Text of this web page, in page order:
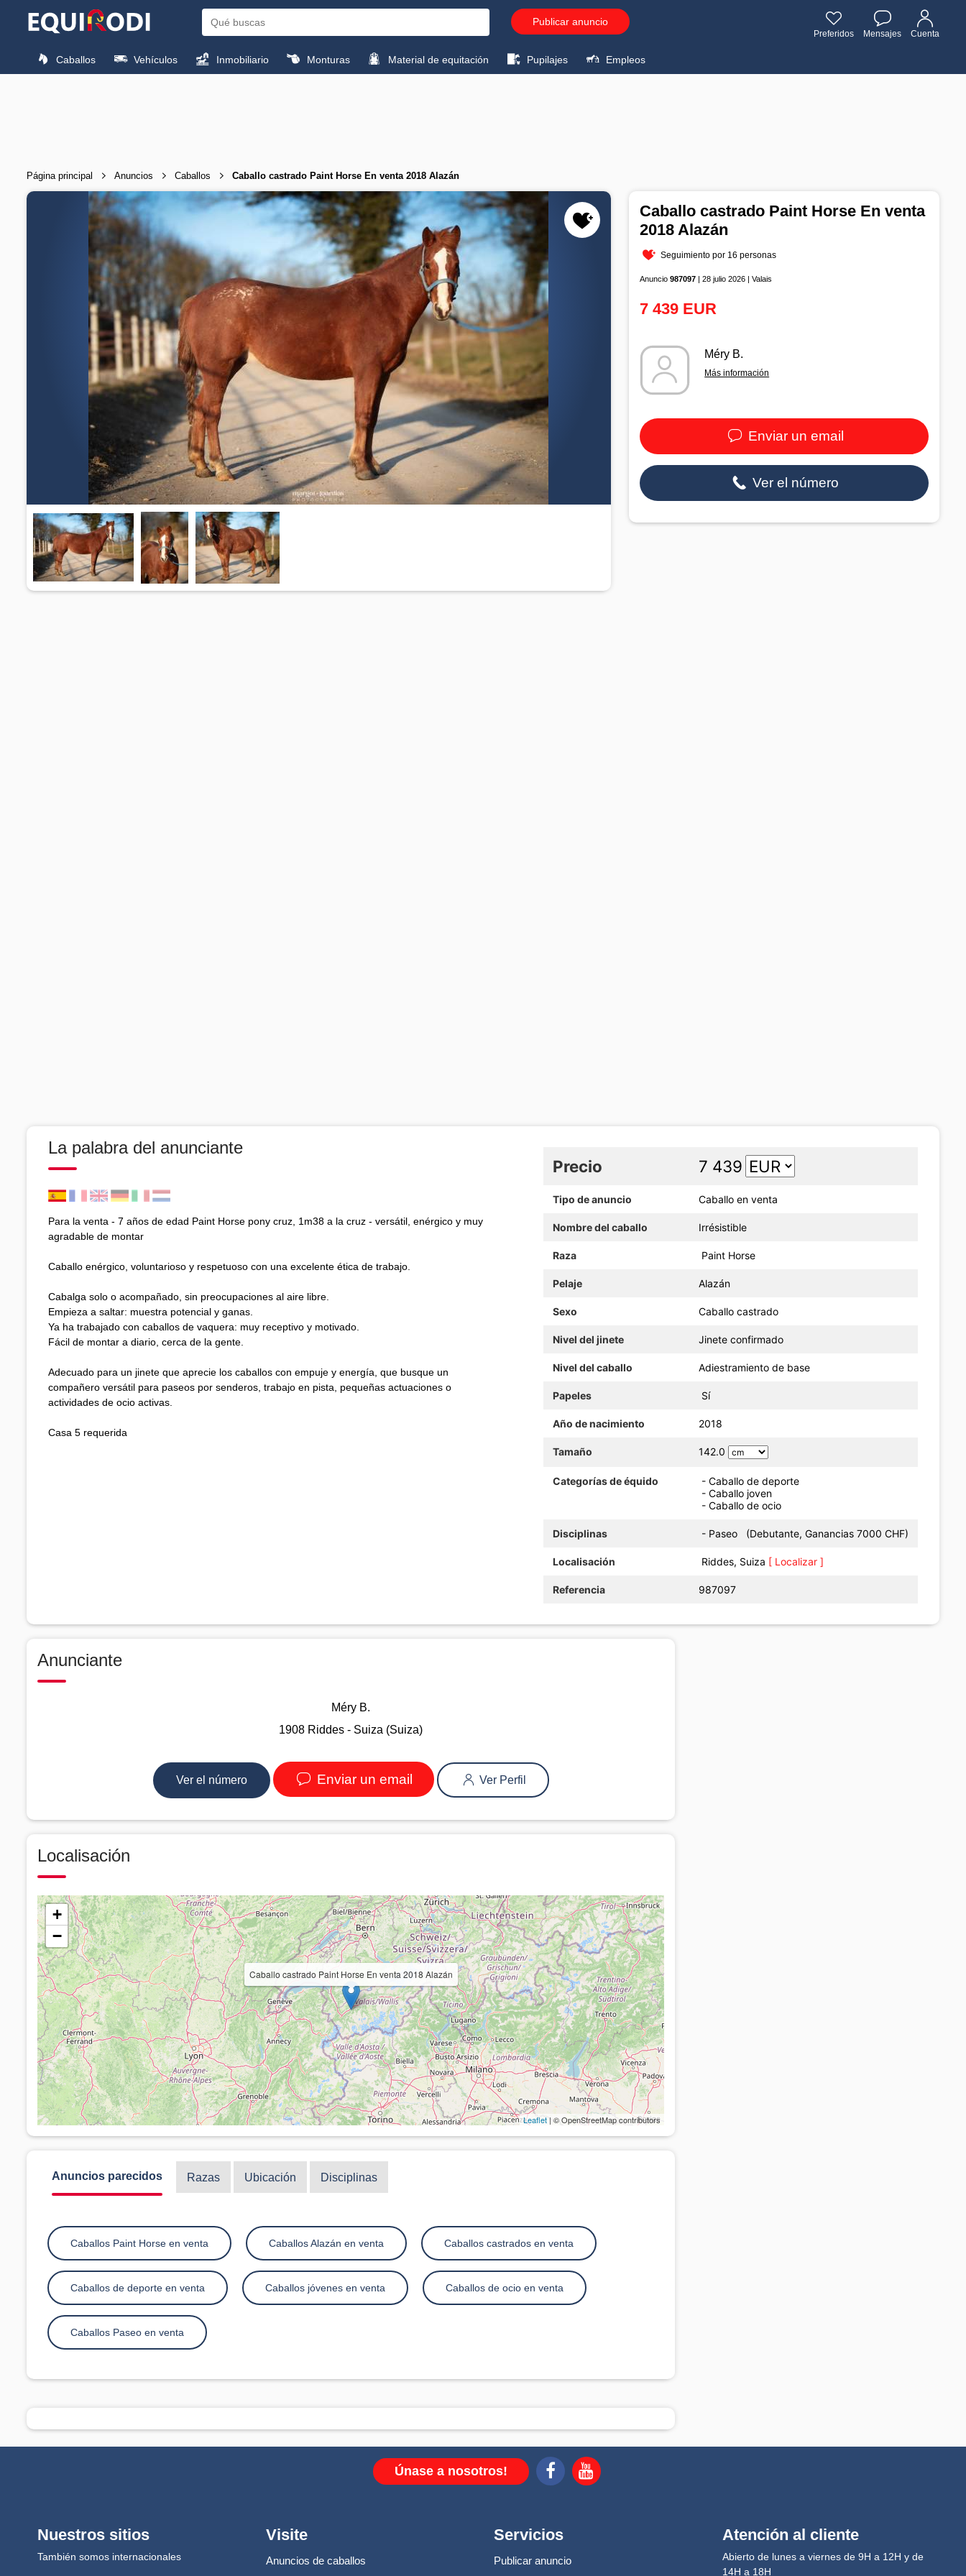
Publicar anuncio
Preferidos Mensajes Cuenta
Caballos Vehículos Inmobiliario Monturas Material de equitación Pupilajes Empleos
Página principal Anuncios Caballos Caballo castrado Paint Horse En venta 2018 Alazán
Caballo castrado Paint Horse En venta
2018 Alazán
Seguimiento por 16 personas
Anuncio987097 | 28 julio 2026 | Valais
7 439 EUR
Méry B.
Más información
Enviar un email
Ver el número
La palabra del anunciante
Para la venta - 7 años de edad Paint Horse pony cruz, 1m38 a la cruz - versátil, enérgico y muy
agradable de montar
Caballo enérgico, voluntarioso y respetuoso con una excelente ética de trabajo.
Cabalga solo o acompañado, sin preocupaciones al aire libre.
Empieza a saltar: muestra potencial y ganas.
Ya ha trabajado con caballos de vaquera: muy receptivo y motivado.
Fácil de montar a diario, cerca de la gente.
Adecuado para un jinete que aprecie los caballos con empuje y energía, que busque un
compañero versátil para paseos por senderos, trabajo en pista, pequeñas actuaciones o
actividades de ocio activas.
Casa 5 requerida
Precio 7 439
Tipo de anuncio Caballo en venta
Nombre del caballo Irrésistible
Raza Paint Horse
Pelaje Alazán
Sexo Caballo castrado
Nivel del jinete Jinete confirmado
Nivel del caballo Adiestramiento de base
Papeles Sí
Año de nacimiento 2018
Tamaño 142.0
Categorías de équido
- Caballo de deporte
- Caballo joven
- Caballo de ocio
Disciplinas - Paseo (Debutante, Ganancias 7000 CHF)
Localisación Riddes, Suiza [ Localizar ]
Referencia 987097
Anunciante
Méry B.
1908 Riddes - Suiza (Suiza)
Ver el número Enviar un email Ver Perfil
Localisación
Caballo castrado Paint Horse En venta 2018 Alazán
+
−
Leaflet | © OpenStreetMap contributors
Anuncios parecidos Razas Ubicación Disciplinas
Caballos Paint Horse en venta Caballos Alazán en venta Caballos castrados en venta
Caballos de deporte en venta Caballos jóvenes en venta Caballos de ocio en venta
Caballos Paseo en venta
Únase a nosotros!
Nuestros sitios
También somos internacionales
Visite
Anuncios de caballos
Servicios
Publicar anuncio
Atención al cliente
Abierto de lunes a viernes de 9H a 12H y de
14H a 18H